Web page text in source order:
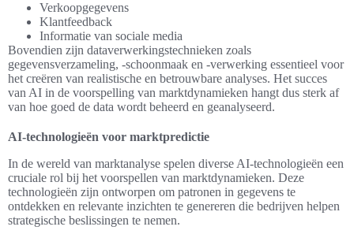
Verkoopgegevens
Klantfeedback
Informatie van sociale media
Bovendien zijn dataverwerkingstechnieken zoals
gegevensverzameling, -schoonmaak en -verwerking essentieel voor
het creëren van realistische en betrouwbare analyses. Het succes
van AI in de voorspelling van marktdynamieken hangt dus sterk af
van hoe goed de data wordt beheerd en geanalyseerd.
AI-technologieën voor marktpredictie
In de wereld van marktanalyse spelen diverse AI-technologieën een
cruciale rol bij het voorspellen van marktdynamieken. Deze
technologieën zijn ontworpen om patronen in gegevens te
ontdekken en relevante inzichten te genereren die bedrijven helpen
strategische beslissingen te nemen.